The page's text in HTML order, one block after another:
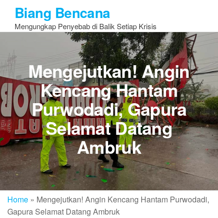
the
Biang Bencana
Mengungkap Penyebab di Balik Setiap Krisis
Mengejutkan! Angin
Kencang Hantam
Purwodadi, Gapura
Selamat Datang
Ambruk
Home » Mengejutkan! Angin Kencang Hantam Purwodadi,
Gapura Selamat Datang Ambruk